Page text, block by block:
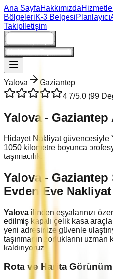
Ana SayfaHakkımızda
BölgeleriK-3 BelgesiPlanlayıcı
Takip İletişim
Yalova
Gaziantep
4.7/5.0 (99
Yalova- Gaziantep
Hidayet Nakliyat güvencesiyle
1050 kilometre boyunca
taşımacılık.
Yalova - Gaziantep
Evden Eve Nakliyat
Yalova ilinden eşyalarınızı
edilmiş kapalı çelik kasa
yeni adresinize güvenle
taşınmanın zorluklarını
kaldırıyoruz.
Rota ve Harita